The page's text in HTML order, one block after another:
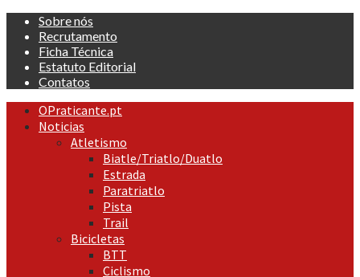
Skip
content
Sobre nós
Recrutamento
Ficha Técnica
Estatuto Editorial
Contatos
Primary
Menu
OPraticante.pt
Noticias
Atletismo
Biatle/Triatlo/Duatlo
Estrada
Paratriatlo
Pista
Trail
Bicicletas
BTT
Ciclismo